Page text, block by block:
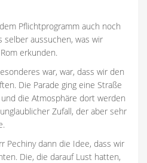
Pflichtprogramm auch noch
aussuchen, was wir
erkunden.
war, war, dass wir den
Die Parade ging eine Straße
die Atmosphäre dort werden
Zufall, der aber sehr
Pechiny dann die Idee, dass wir
Die, die darauf Lust hatten,